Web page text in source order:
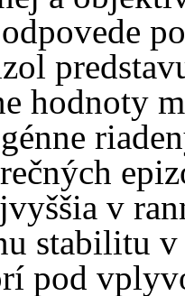
hodnoty
v
stabilitu v
pod